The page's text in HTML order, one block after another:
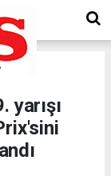
yarışı